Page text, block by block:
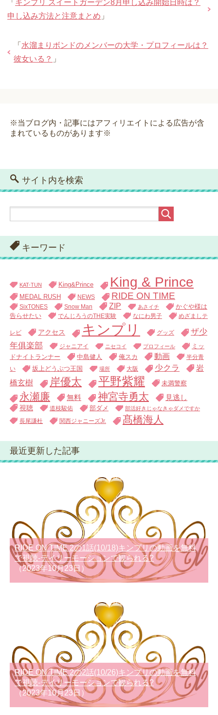
「 キンプリ スイートガーデン8月申し込み開始日時は？
申し込み方法と注意まとめ 」
「 水溜まりボンドのメンバーの大学・プロフィールは？
彼女いる？ 」
※当ブログ内・記事にはアフィリエイトによる広告が含
まれているものがあります※
サイト内を検索
キーワード
KAT-TUN King&Prince King & Prince
MEDAL RUSH NEWS RIDE ON TIME
SixTONES Snow Man ZIP あさイチ
かぐや様は
告らせたい
でんじろうのTHE実験 なにわ男子 めざましテ
レビ アクセス キンプリ グッズ
ザ少
年俱楽部
ジャニアイ ニセコイ プロフィール
ミッ
ドナイトランナー
中島健人 俺スカ 動画
半分青
い
坂上どうぶつ王国 場所 大阪 少クラ
岩
橋玄樹
岸優太 平野紫耀 未満警察
永瀬廉 無料 神宮寺勇太
見逃し
視聴
道枝駿佑 部ダメ 部活好きじゃなきゃダメですか
長尾謙杜 関西ジャニーズJr. 髙橋海人
最近更新した記事
RIDE ON TIME 2の1話(10/18)キンプリの動画を無料
で視聴-デイリーモーションで観られる?
（2023年10月23日）
RIDE ON TIME 2の2話(10/26)キンプリの動画を無料
で視聴-デイリーモーションで観られる?
（2023年10月23日）